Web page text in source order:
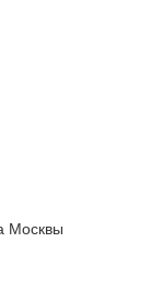
Москвы